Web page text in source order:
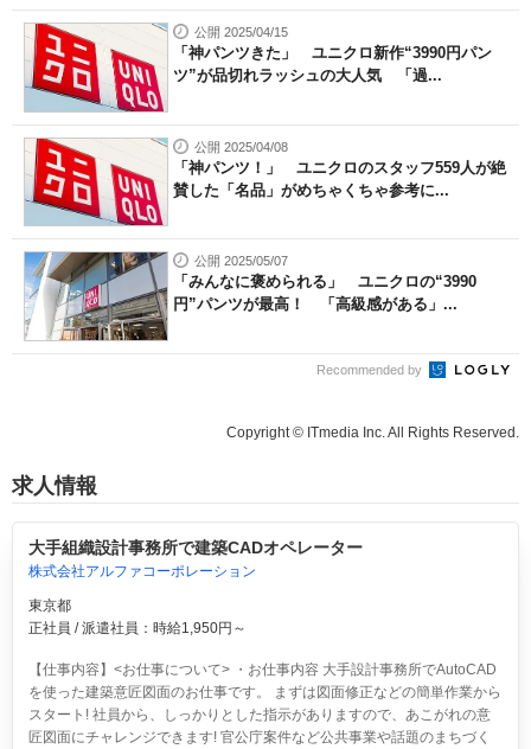
公開 2025/04/15
「神パンツきた」 ユニクロ新作“3990円パン
ツ”が品切れラッシュの大人気 「過...
公開 2025/04/08
「神パンツ！」 ユニクロのスタッフ559人が絶
賛した「名品」がめちゃくちゃ参考に...
公開 2025/05/07
「みんなに褒められる」 ユニクロの“3990
円”パンツが最高！ 「高級感がある」...
Recommended by
Copyright © ITmedia Inc. All Rights Reserved.
求人情報
大手組織設計事務所で建築CADオペレーター
株式会社アルファコーポレーション
東京都
正社員 / 派遣社員：時給1,950円～
【仕事内容】<お仕事について> ・お仕事内容 大手設計事務所でAutoCAD
を使った建築意匠図面のお仕事です。 まずは図面修正などの簡単作業から
スタート! 社員から、しっかりとした指示がありますので、あこがれの意
匠図面にチャレンジできます! 官公庁案件など公共事業や話題のまちづく